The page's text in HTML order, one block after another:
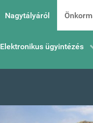
Nagytályáról
Elektronikus ügyintézés